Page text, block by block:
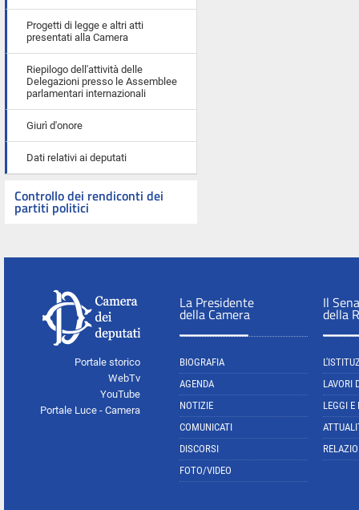
Progetti di legge e altri atti
presentati alla Camera
Riepilogo dell'attività delle
Delegazioni presso le Assemblee
parlamentari internazionali
Giurì d'onore
Dati relativi ai deputati
Controllo dei rendiconti dei
partiti politici
Portale storico
WebTv
YouTube
Portale Luce - Camera
La Presidente
della Camera
BIOGRAFIA
AGENDA
NOTIZIE
COMUNICATI
DISCORSI
FOTO/VIDEO
Il
della
LAVORI
LEGGI E